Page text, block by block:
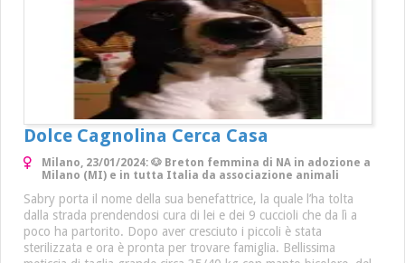
Dolce Cagnolina Cerca Casa
Milano, 23/01/2024: 🐶 Breton femmina di NA in adozione a
Milano (MI) e in tutta Italia da associazione animali
Sabry porta il nome della sua benefattrice, la quale l’ha tolta
dalla strada prendendosi cura di lei e dei 9 cuccioli che da lì a
poco ha partorito. Dopo aver cresciuto i piccoli è stata
sterilizzata e ora è pronta per trovare famiglia. Bellissima